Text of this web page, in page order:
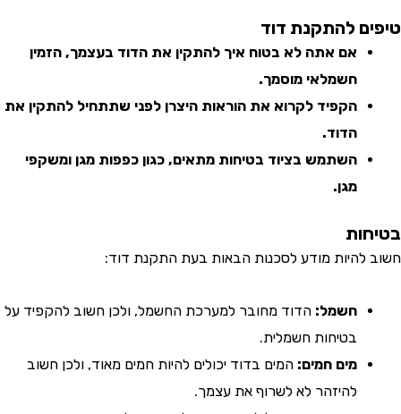
להתקנת דוד
אם אתה לא בטוח איך להתקין את הדוד בעצמך, הזמין
חשמלאי מוסמך.
הקפיד לקרוא את הוראות היצרן לפני שתתחיל להתקין את
הדוד.
השתמש בציוד בטיחות מתאים, כגון כפפות מגן ומשקפי
מודע לסכנות הבאות בעת התקנת דוד:
חשמל:הדוד מחובר למערכת החשמל, ולכן חשוב להקפיד על
בטיחות חשמלית.
מים חמים:המים בדוד יכולים להיות חמים מאוד, ולכן חשוב
להיזהר לא לשרוף את עצמך.